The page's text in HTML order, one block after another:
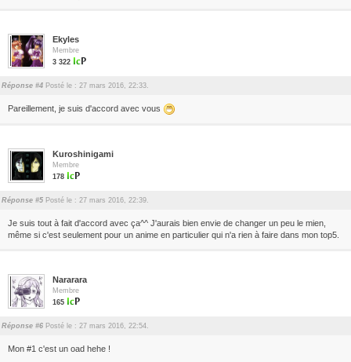
Ekyles
Membre
3 322
Réponse #4 Posté le : 27 mars 2016, 22:33.
Pareillement, je suis d'accord avec vous
Kuroshinigami
Membre
178
Réponse #5 Posté le : 27 mars 2016, 22:39.
Je suis tout à fait d'accord avec ça^^ J'aurais bien envie de changer un peu le mien,
même si c'est seulement pour un anime en particulier qui n'a rien à faire dans mon top5.
Nararara
Membre
165
Réponse #6 Posté le : 27 mars 2016, 22:54.
Mon #1 c'est un oad hehe !